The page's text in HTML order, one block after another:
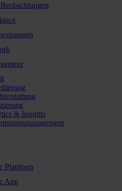
& Insights
Plattform
App